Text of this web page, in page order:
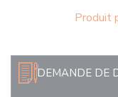
Produit
DEMANDE DE